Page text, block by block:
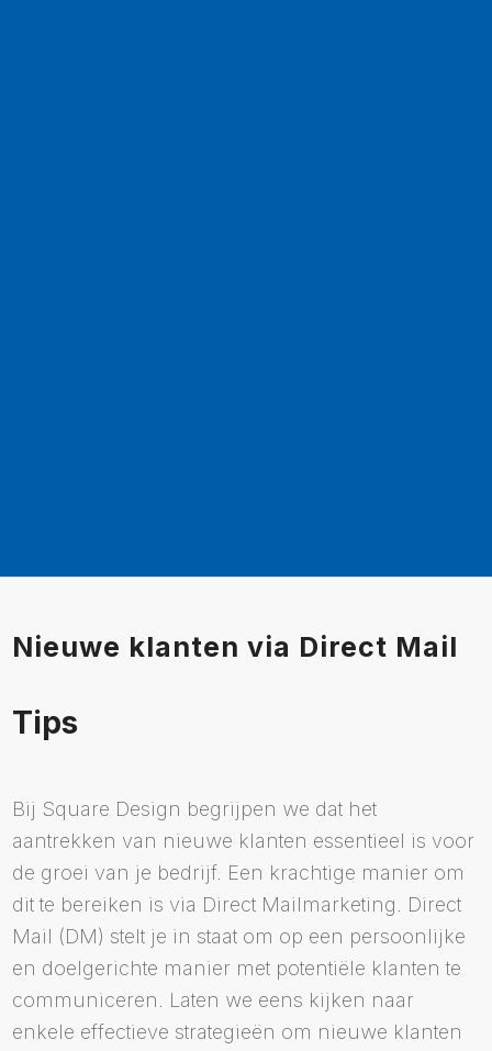
Nieuwe klanten via Direct Mail
Tips
Bij Square Design begrijpen we dat het
aantrekken van nieuwe klanten essentieel is voor
de groei van je bedrijf. Een krachtige manier om
dit te bereiken is via Direct Mailmarketing. Direct
Mail (DM) stelt je in staat om op een persoonlijke
en doelgerichte manier met potentiële klanten te
communiceren. Laten we eens kijken naar
enkele effectieve strategieën om nieuwe klanten